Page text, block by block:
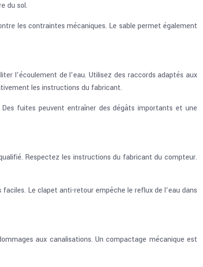
du sol.
les contraintes mécaniques. Le sable permet également
l’écoulement de l’eau. Utilisez des raccords adaptés aux
les instructions du fabricant.
fuites peuvent entraîner des dégâts importants et une
Respectez les instructions du fabricant du compteur.
Le clapet anti-retour empêche le reflux de l’eau dans
aux canalisations. Un compactage mécanique est